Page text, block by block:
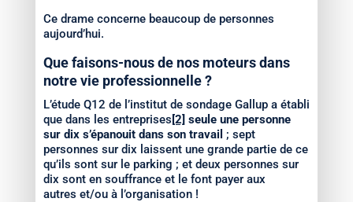
Ce drame concerne beaucoup de personnes
aujourd’hui.
Que faisons-nous de nos moteurs dans
notre vie professionnelle ?
L’étude Q12 de l’institut de sondage Gallup a établi
que dans les entreprises [2] seule une personne
sur dix s’épanouit dans son travail ; sept
personnes sur dix laissent une grande partie de ce
qu’ils sont sur le parking ; et deux personnes sur
dix sont en souffrance et le font payer aux
autres et/ou à l’organisation !